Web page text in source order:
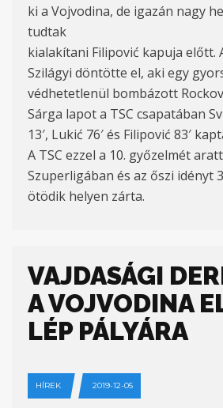
ki a Vojvodina, de igazán nagy
tudtak
kialakítani Filipović kapuja előtt.
Szilágyi döntötte el, aki egy
védhetetlenül bombázott
Sárga lapot a TSC csapatában
13′, Lukić 76′ és Filipović 83′
A TSC ezzel a 10. győzelmét
Szuperligában és az őszi idényt
ötödik helyen zárta.
VAJDASÁGI
A VOJVODINA
LÉP PÁLYÁRA
HÍREK 2019-12-05